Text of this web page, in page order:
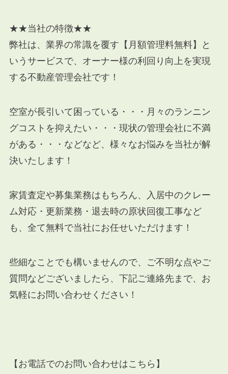
★★当社の特徴★★
弊社は、業界の常識を覆す【月額管理料無料】と
いうサービスで、オーナー様の利回り向上を実現
する不動産管理会社です！
空室が長引いて困っている・・・月々のランニン
グコストを抑えたい・・・現状の管理会社に不満
がある・・・などなど、様々なお悩みを当社が解
決いたします！
家賃査定や募集業務はもちろん、入居中のクレー
ム対応・更新業務・退去時の原状回復工事など
も、全て無料で当社にお任せいただけます！
些細なことでも構いませんので、ご不明な点やご
質問などございましたら、下記ご連絡先まで、お
気軽にお問い合わせください！
【お電話でのお問い合わせはこちら】